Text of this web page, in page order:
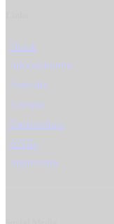
Home
Informationen
Portfolio
Kontakt
Datenschutz
AGBs
Impressum